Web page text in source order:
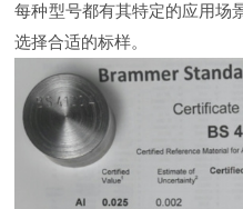
每种型号都有其特定的应用场
选择合适的标样。